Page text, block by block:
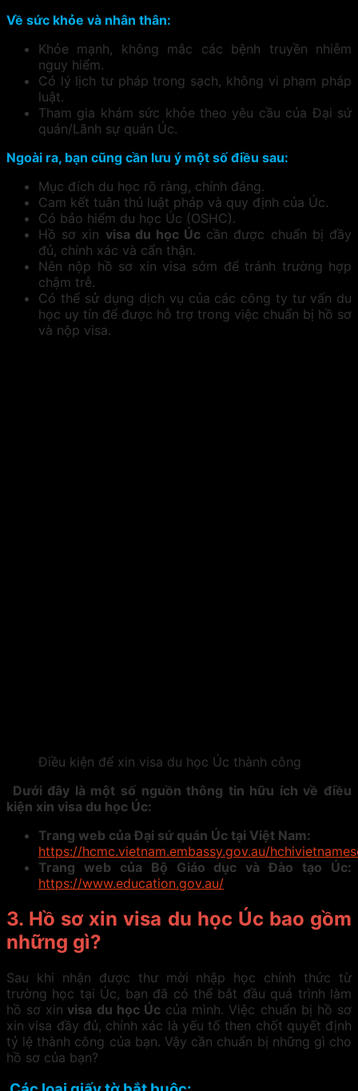
Về sức khỏe và nhân thân:
Khỏe mạnh, không mắc các bệnh truyền nhiễm
nguy hiểm.
Có lý lịch tư pháp trong sạch, không vi phạm pháp
luật.
Tham gia khám sức khỏe theo yêu cầu của Đại sứ
quán/Lãnh sự quán Úc.
Ngoài ra, bạn cũng cần lưu ý một số điều sau:
Mục đích du học rõ ràng, chính đáng.
Cam kết tuân thủ luật pháp và quy định của Úc.
Có bảo hiểm du học Úc (OSHC).
Hồ sơ xin visa du học Úc cần được chuẩn bị đầy
đủ, chính xác và cẩn thận.
Nên nộp hồ sơ xin visa sớm để tránh trường hợp
chậm trễ.
Có thể sử dụng dịch vụ của các công ty tư vấn du
học uy tín để được hỗ trợ trong việc chuẩn bị hồ sơ
và nộp visa.
Điều kiện để xin visa du học Úc thành công
Dưới đây là một số nguồn thông tin hữu ích về điều
kiện xin visa du học Úc:
Trang web của Đại sứ quán Úc tại Việt Nam:
https://hcmc.vietnam.embassy.gov.au/
Trang web của Bộ Giáo dục và Đào tạo Úc:
https://www.education.gov.au/
3. Hồ sơ xin visa du học Úc bao gồm
những gì?
Sau khi nhận được thư mời nhập học chính thức từ
trường học tại Úc, bạn đã có thể bắt đầu quá trình làm
hồ sơ xin visa du học Úccủa mình. Việc chuẩn bị hồ sơ
xin visa đầy đủ, chính xác là yếu tố then chốt quyết định
tỷ lệ thành công của bạn. Vậy cần chuẩn bị những gì cho
hồ sơ của bạn?